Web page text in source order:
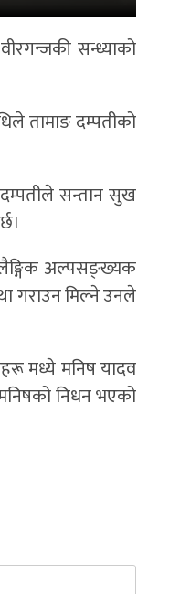
सन्ध्याको
तामाङ दम्पतीको
दम्पतीले सन्तान सुख
लैङ्गिक अल्पसङ्ख्यक
गराउन मिल्ने उनले
मध्ये मनिष यादव
निधन भएको